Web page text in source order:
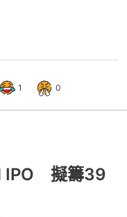
1 0
IPO 擬籌39